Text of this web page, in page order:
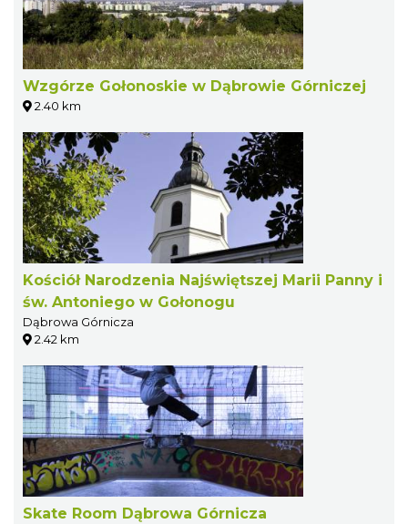
Wzgórze Gołonoskie w Dąbrowie Górniczej
2.40 km
Kościół Narodzenia Najświętszej Marii Panny i
św. Antoniego w Gołonogu
Dąbrowa Górnicza
2.42 km
Skate Room Dąbrowa Górnicza